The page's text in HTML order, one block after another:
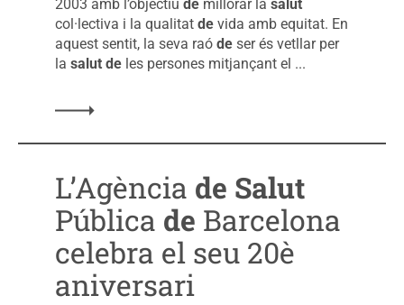
2003 amb l’objectiu demillorar la salut
col·lectiva i la qualitat devida amb equitat. En
aquest sentit, la seva raó deser és vetllar per
la salut deles persones mitjançant el ...
L’Agència de Salut
Pública de Barcelona
celebra el seu 20è
aniversari